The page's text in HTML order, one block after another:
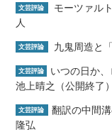
文芸評論
モーツァル
人
文芸評論 九鬼周造と
文芸評論
いつの日か
池上晴之（公開終了）
文芸評論
翻訳の中間
隆弘